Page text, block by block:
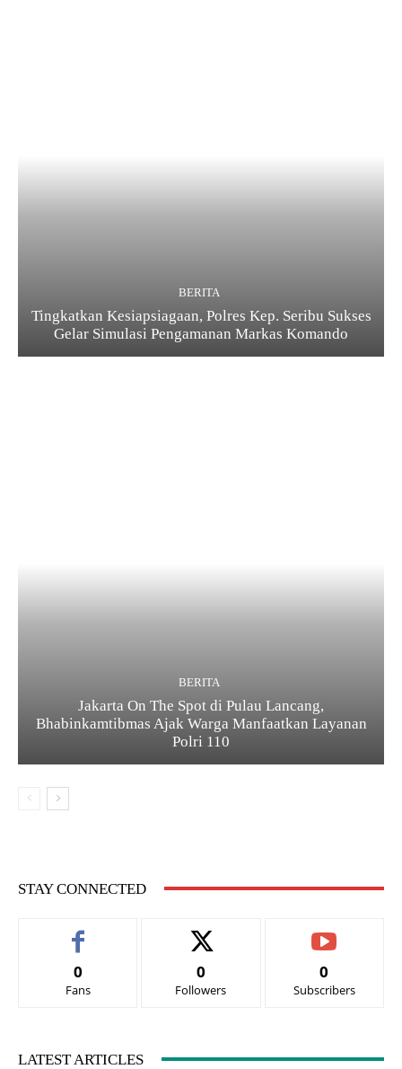
BERITA
Tingkatkan Kesiapsiagaan, Polres Kep. Seribu Sukses
Gelar Simulasi Pengamanan Markas Komando
BERITA
Jakarta On The Spot di Pulau Lancang,
Bhabinkamtibmas Ajak Warga Manfaatkan Layanan
Polri 110
STAY CONNECTED
0
Fans
0
Followers
0
Subscribers
LATEST ARTICLES